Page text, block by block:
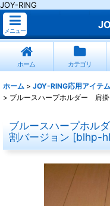
JOY-RING
メニュー
ホーム カテゴリ
ホーム > JOY-RING応用アイテム
> ブルースハープホルダー 肩
ブルースハープホ
割バージョン [blhp-